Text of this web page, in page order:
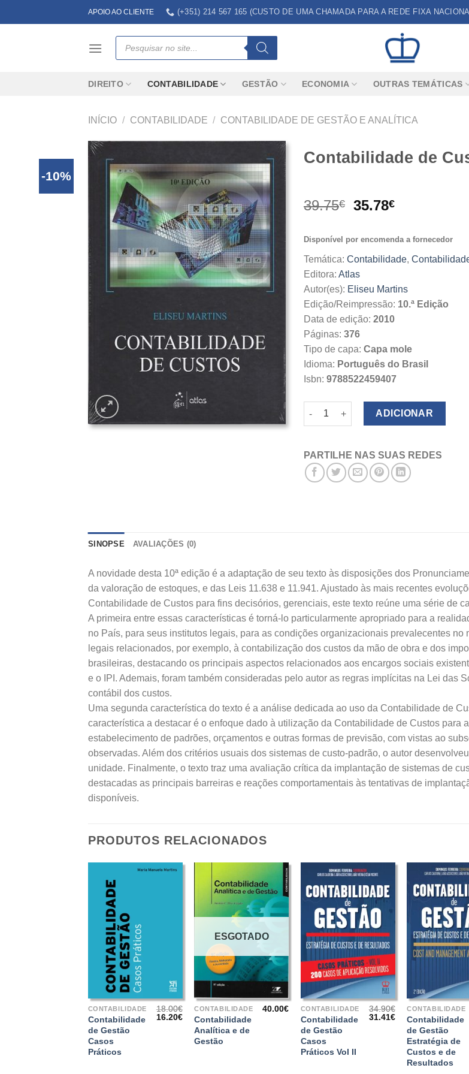
to
APOIO AO CLIENTE (+351) 214 567 165 (CUSTO DE UMA CHAMADA PARA A REDE FIXA
Products
search
DIREITO CONTABILIDADE GESTÃO ECONOMIA OUTRAS TEMÁTICAS
INÍCIO / CONTABILIDADE / CONTABILIDADE DE GESTÃO E ANALÍTICA
-10%
Contabilidade de
39.75€
O
original
era:
39.75€.
35.78€O
atual
é:
35.78€.
Disponível por encomenda a fornecedor
Temática: Contabilidade,
Editora: Atlas
Autor(es): Eliseu Martins
Edição/Reimpressão: 10.ª Edição
Data de edição: 2010
Páginas: 376
Tipo de capa: Capa mole
Idioma: Português do Brasil
Isbn: 9788522459407
Quantidade de Contabilidade de Custos
ADICIONAR
PARTILHE NAS SUAS REDES
SINOPSE AVALIAÇÕES (0)
A novidade desta 10ª edição é a adaptação de seu texto às disposições dos
da valoração de estoques, e das Leis 11.638 e 11.941. Ajustado às mais recentes
Contabilidade de Custos para fins decisórios, gerenciais, este texto reúne uma série de
A primeira entre essas características é torná-lo particularmente apropriado para a
no País, para seus institutos legais, para as condições organizacionais prevalecentes
legais relacionados, por exemplo, à contabilização dos custos da mão de obra e dos
brasileiras, destacando os principais aspectos relacionados aos encargos sociais
e o IPI. Ademais, foram também consideradas pelo autor as regras implícitas na Lei das
contábil dos custos.
Uma segunda característica do texto é a análise dedicada ao uso da Contabilidade de
característica a destacar é o enfoque dado à utilização da Contabilidade de Custos para
estabelecimento de padrões, orçamentos e outras formas de previsão, com vistas ao
observadas. Além dos critérios usuais dos sistemas de custo-padrão, o autor
unidade. Finalmente, o texto traz uma avaliação crítica da implantação de sistemas de
destacadas as principais barreiras e reações comportamentais às tentativas de
disponíveis.
PRODUTOS RELACIONADOS
+
CONTABILIDADE
Contabilidade
de Gestão
Casos
Práticos
18.00€
O
16.20€O
preço
atual
ESGOTADO
CONTABILIDADE
Contabilidade
Analítica e de
Gestão
40.00€ CONTABILIDADE
Contabilidade
de Gestão
Casos
Práticos Vol II
34.90€
O
31.41€O
preço
atual
31.41€.
CONTABILIDADE
Contabilidade
de Gestão
Estratégia de
Custos e de
Resultados